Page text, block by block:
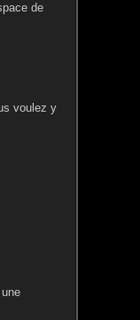
de
voulez y